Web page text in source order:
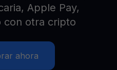
Apple Pay,
con otra cripto
ahora